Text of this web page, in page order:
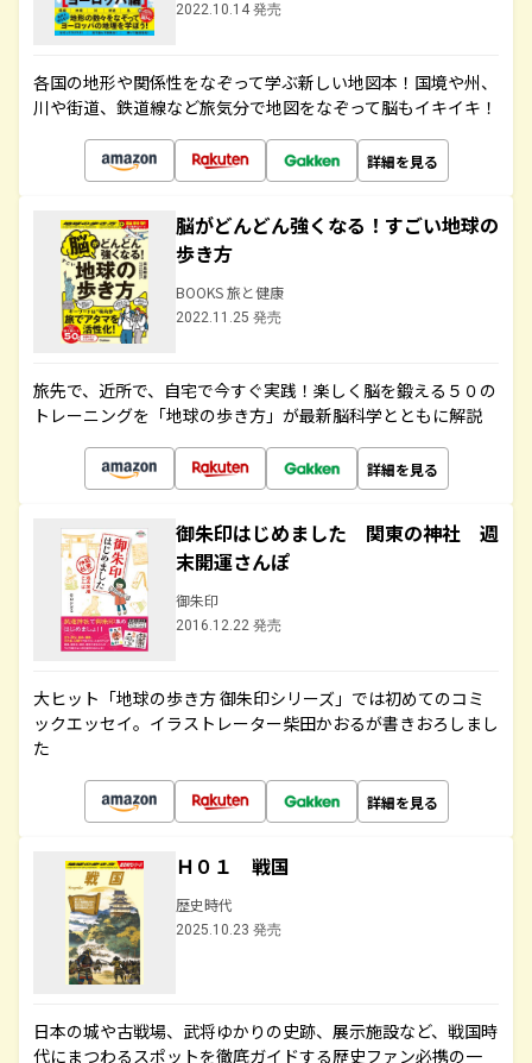
2022.10.14 発売
各国の地形や関係性をなぞって学ぶ新しい地図本！国境や州、
川や街道、鉄道線など旅気分で地図をなぞって脳もイキイキ！
詳細を見る
脳がどんどん強くなる！すごい地球の
歩き方
BOOKS 旅と健康
2022.11.25 発売
旅先で、近所で、自宅で今すぐ実践！楽しく脳を鍛える５０の
トレーニングを「地球の歩き方」が最新脳科学とともに解説
詳細を見る
御朱印はじめました 関東の神社 週
末開運さんぽ
御朱印
2016.12.22 発売
大ヒット「地球の歩き方 御朱印シリーズ」では初めてのコミ
ックエッセイ。イラストレーター柴田かおるが書きおろしまし
た
詳細を見る
Ｈ０１ 戦国
歴史時代
2025.10.23 発売
日本の城や古戦場、武将ゆかりの史跡、展示施設など、戦国時
代にまつわるスポットを徹底ガイドする歴史ファン必携の一